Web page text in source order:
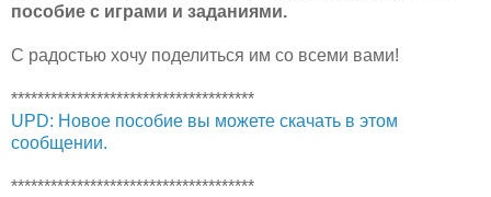
пособие с играми и заданиями.
С радостью хочу поделиться им со всеми вами!
*************************************
UPD: Новое пособие вы можете скачать в этом
сообщении.
*************************************